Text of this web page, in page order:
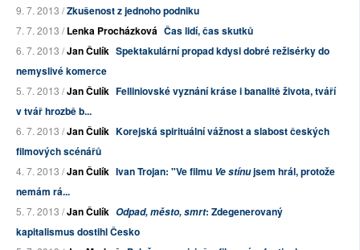
9. 7. 2013 /Zkušenost z jednoho podniku
7. 7. 2013 /Lenka Procházková Čas lidí, čas skutků
6. 7. 2013 /Jan Čulík Spektakulární propad kdysi dobré režisérky do
nemyslivé komerce
5. 7. 2013 /Jan Čulík Felliniovské vyznání kráse i banalitě života, tváří
v tvář hrozbě b...
6. 7. 2013 /Jan Čulík Korejská spirituální vážnost a slabost českých
filmových scénářů
4. 7. 2013 /Jan Čulík Ivan Trojan: "Ve filmu Ve stínujsem hrál, protože
nemám rá...
5. 7. 2013 /Jan Čulík Odpad, město, smrt: Zdegenerovaný
kapitalismus dostihl Česko